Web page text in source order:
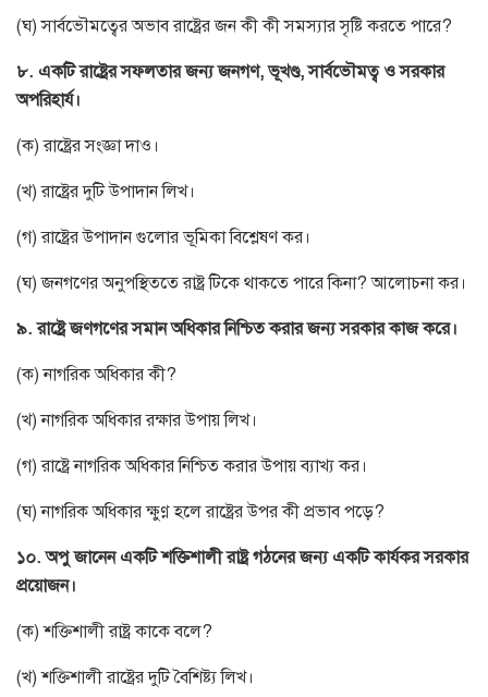
(ঘ) সার্বভৌমত্বের অভাব রাষ্ট্রের জন কী কী সমস্যার সৃষ্টি করতে পারে?
৮. একটি রাষ্ট্রের সফলতার জন্য জনগণ, ভূখণ্ড, সার্বভৌমত্ব ও সরকার
অপরিহার্য।
(ক) রাষ্ট্রের সংজ্ঞা দাও।
(খ) রাষ্ট্রের দুটি উপাদান লিখ।
(গ) রাষ্ট্রের উপাদান গুলোর ভূমিকা বিশ্লেষণ কর।
(ঘ) জনগণের অনুপস্থিততে রাষ্ট্র টিকে থাকতে পারে কিনা? আলোচনা কর।
৯. রাষ্ট্রে জণগণের সমান অধিকার নিশ্চিত করার জন্য সরকার কাজ করে।
(ক) নাগরিক অধিকার কী?
(খ) নাগরিক অধিকার রক্ষার উপায় লিখ।
(গ) রাষ্ট্রে নাগরিক অধিকার নিশ্চিত করার উপায় ব্যাখ্য কর।
(ঘ) নাগরিক অধিকার ক্ষুণ্ণ হলে রাষ্ট্রের উপর কী প্রভাব পড়ে?
১০. অপু জানেন একটি শক্তিশালী রাষ্ট্র গঠনের জন্য একটি কার্যকর সরকার
প্রয়োজন।
(ক) শক্তিশালী রাষ্ট্র কাকে বলে?
(খ) শক্তিশালী রাষ্ট্রের দুটি বৈশিষ্ট্য লিখ।